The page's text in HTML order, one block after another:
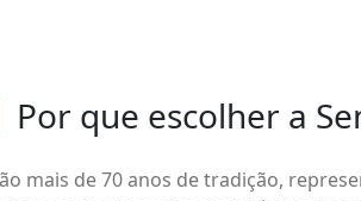
Por que escolher a